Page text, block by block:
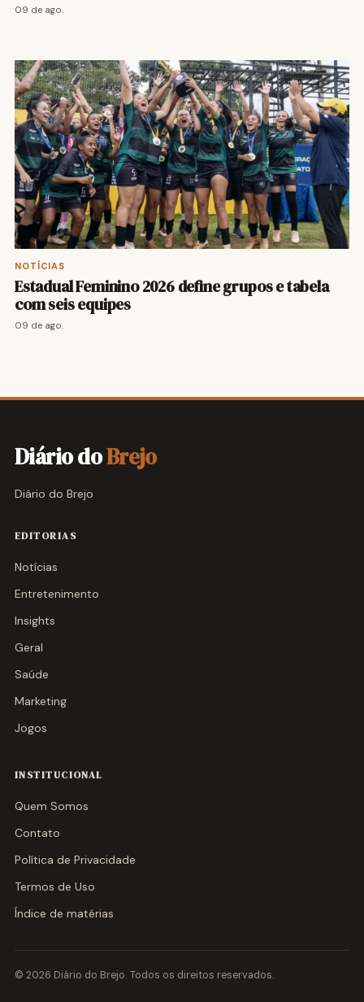
09 de ago.
NOTÍCIAS
Estadual Feminino 2026 define grupos e tabela
com seis equipes
09 de ago.
Diário doBrejo
Diário do Brejo
EDITORIAS
Notícias
Entretenimento
Insights
Geral
Saúde
Marketing
Jogos
INSTITUCIONAL
Quem Somos
Contato
Política de Privacidade
Termos de Uso
Índice de matérias
© 2026 Diário do Brejo. Todos os direitos reservados.